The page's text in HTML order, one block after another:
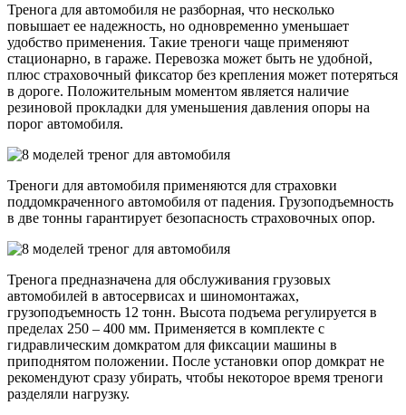
Тренога для автомобиля не разборная, что несколько
повышает ее надежность, но одновременно уменьшает
удобство применения. Такие треноги чаще применяют
стационарно, в гараже. Перевозка может быть не удобной,
плюс страховочный фиксатор без крепления может потеряться
в дороге. Положительным моментом является наличие
резиновой прокладки для уменьшения давления опоры на
порог автомобиля.
Треноги для автомобиля применяются для страховки
поддомкраченного автомобиля от падения. Грузоподъемность
в две тонны гарантирует безопасность страховочных опор.
Тренога предназначена для обслуживания грузовых
автомобилей в автосервисах и шиномонтажах,
грузоподъемность 12 тонн. Высота подъема регулируется в
пределах 250 – 400 мм. Применяется в комплекте с
гидравлическим домкратом для фиксации машины в
приподнятом положении. После установки опор домкрат не
рекомендуют сразу убирать, чтобы некоторое время треноги
разделяли нагрузку.